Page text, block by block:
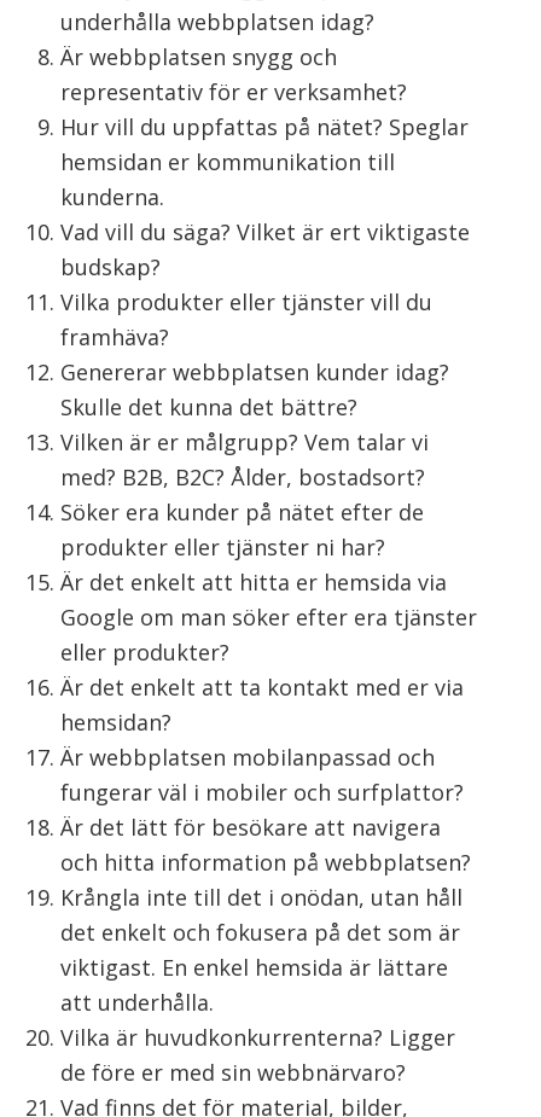
underhålla webbplatsen idag?
Är webbplatsen snygg och
representativ för er verksamhet?
Hur vill du uppfattas på nätet? Speglar
hemsidan er kommunikation till
kunderna.
Vad vill du säga? Vilket är ert viktigaste
budskap?
Vilka produkter eller tjänster vill du
framhäva?
Genererar webbplatsen kunder idag?
Skulle det kunna det bättre?
Vilken är er målgrupp? Vem talar vi
med? B2B, B2C? Ålder, bostadsort?
Söker era kunder på nätet efter de
produkter eller tjänster ni har?
Är det enkelt att hitta er hemsida via
Google om man söker efter era tjänster
eller produkter?
Är det enkelt att ta kontakt med er via
hemsidan?
Är webbplatsen mobilanpassad och
fungerar väl i mobiler och surfplattor?
Är det lätt för besökare att navigera
och hitta information på webbplatsen?
Krångla inte till det i onödan, utan håll
det enkelt och fokusera på det som är
viktigast. En enkel hemsida är lättare
att underhålla.
Vilka är huvudkonkurrenterna? Ligger
de före er med sin webbnärvaro?
Vad finns det för material, bilder,